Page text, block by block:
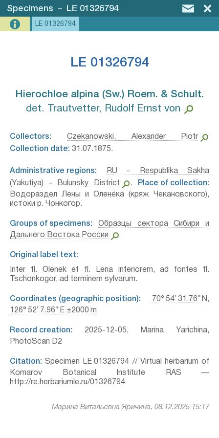
Specimens – LE 01326794
LE 01326794
LE 01326794
Hierochloe alpina (Sw.) Roem. & Schult.⁣
det. Trautvetter, Rudolf Ernst von
Collectors:
Czekanowski, Alexander Piotr
Collection date: 31.07.1875.
Administrative regions:
RU - Respublika Sakha
(Yakutiya) - Bulunsky District
.
Place of collection:
Водораздел Лены и Оленёка (кряж Чекановского),
истоки р. Чонкогор.
Groups of specimens:
Образцы сектора Сибири и
Дальнего Востока России
Original label text:
Inter fl. Olenek et fl. Lena inferiorem, ad fontes fl.
Tschonkogor, ad terminem sylvarum.
Coordinates (geographic position):
70° 54′ 31.76″ N,
126° 52′ 7.96″ E ±2000 m
Record creation: 2025-12-05, Marina Yarichina,
PhotoScan D2
Citation: Specimen LE 01326794 // Virtual herbarium of
Komarov Botanical Institute RAS —
http://re.herbariumle.ru/01326794
Марина Витальевна Яричина, 08.12.2025 15:17